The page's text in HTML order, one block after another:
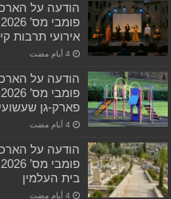
הודעה על
אירועי תרבות קיץ
הודעה על
פארק-גן
הודעה על
בית העלמין